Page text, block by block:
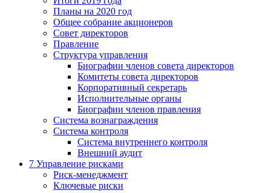
Планы на 2020 год
Общее собрание акционеров
Совет директоров
Правление
Структура управления
Биографии членов совета директоров
Комитеты совета директоров
Корпоративный секретарь
Исполнительные органы
Биографии членов правления
Система вознаграждения
Система контроля
Система внутреннего контроля
Внешний аудит
7 Управление рисками
Риск-менеджмент
Ключевые риски